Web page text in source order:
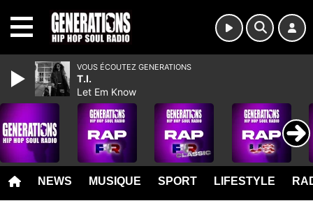
NEWS MUSIQUE SPORT LIFESTYLE
VOUS ÉCOUTEZ GENERATIONS
T.I.
Let Em Know